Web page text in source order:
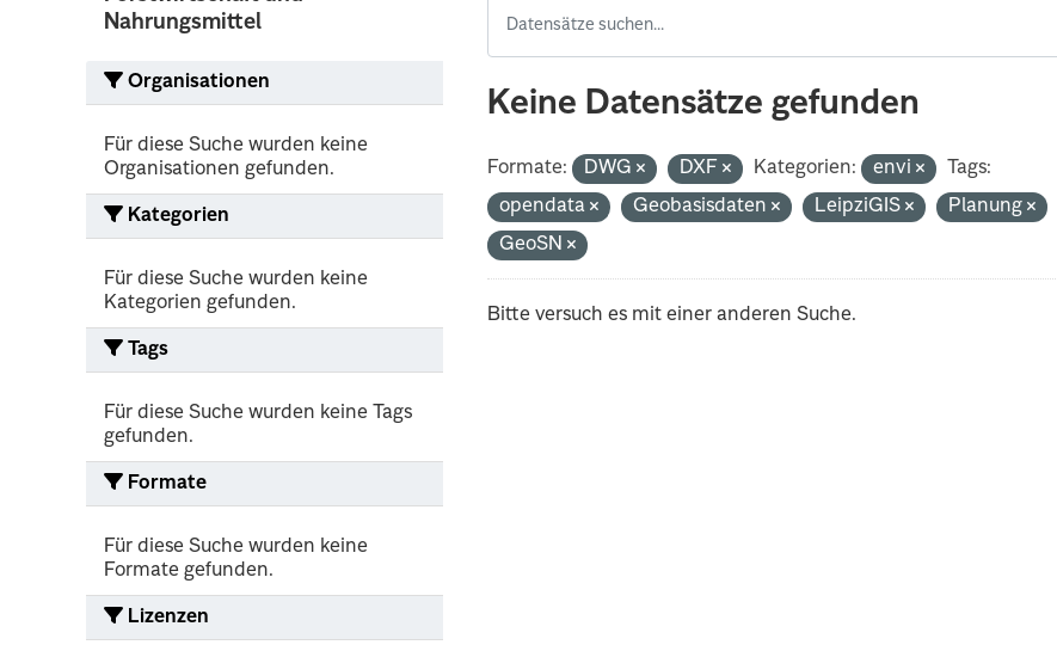
Nahrungsmittel
Organisationen
Für diese Suche wurden keine
Organisationen gefunden.
Kategorien
Für diese Suche wurden keine
Kategorien gefunden.
Tags
Für diese Suche wurden keine Tags
gefunden.
Formate
Für diese Suche wurden keine
Formate gefunden.
Lizenzen
Keine Datensätze gefunden
Formate: DWG DXF Kategorien: envi
Tags:
opendata
Geobasisdaten LeipziGIS
Planung
GeoSN
Bitte versuch es mit einer anderen Suche.